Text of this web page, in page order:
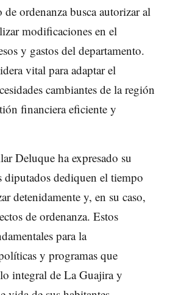
ordenanza busca autorizar al
modificaciones en el
y gastos del departamento.
vital para adaptar el
cambiantes de la región
financiera eficiente y
Deluque ha expresado su
diputados dediquen el tiempo
detenidamente y, en su caso,
de ordenanza. Estos
para la
y programas que
integral de La Guajira y